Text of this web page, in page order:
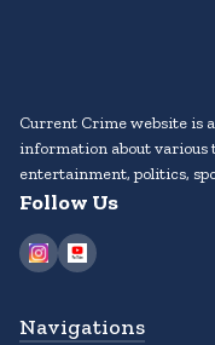
Current Crime website is
information about various
entertainment, politics,
Follow Us
Navigations